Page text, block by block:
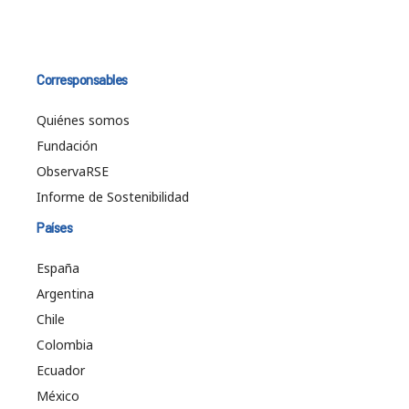
Corresponsables
Quiénes somos
Fundación
ObservaRSE
Informe de Sostenibilidad
Países
España
Argentina
Chile
Colombia
Ecuador
México